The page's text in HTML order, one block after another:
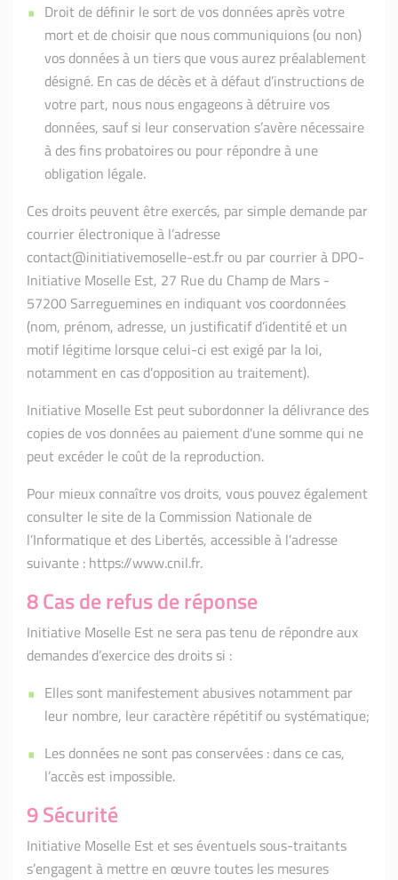
Droit de définir le sort de vos données après votre
mort et de choisir que nous communiquions (ou non)
vos données à un tiers que vous aurez préalablement
désigné. En cas de décès et à défaut d’instructions de
votre part, nous nous engageons à détruire vos
données, sauf si leur conservation s’avère nécessaire
à des fins probatoires ou pour répondre à une
obligation légale.
Ces droits peuvent être exercés, par simple demande par
courrier électronique à l’adresse
contact@initiativemoselle-est.fr ou par courrier à DPO-
Initiative Moselle Est, 27 Rue du Champ de Mars -
57200 Sarreguemines en indiquant vos coordonnées
(nom, prénom, adresse, un justificatif d’identité et un
motif légitime lorsque celui-ci est exigé par la loi,
notamment en cas d’opposition au traitement).
Initiative Moselle Est peut subordonner la délivrance des
copies de vos données au paiement d'une somme qui ne
peut excéder le coût de la reproduction.
Pour mieux connaître vos droits, vous pouvez également
consulter le site de la Commission Nationale de
l’Informatique et des Libertés, accessible à l’adresse
suivante : https://www.cnil.fr.
8 Cas de refus de réponse
Initiative Moselle Est ne sera pas tenu de répondre aux
demandes d’exercice des droits si :
Elles sont manifestement abusives notamment par
leur nombre, leur caractère répétitif ou systématique;
Les données ne sont pas conservées : dans ce cas,
l’accès est impossible.
9 Sécurité
Initiative Moselle Est et ses éventuels sous-traitants
s’engagent à mettre en œuvre toutes les mesures